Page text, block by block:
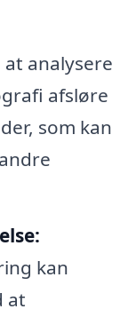
at analysere
afsløre
som kan
kan
at